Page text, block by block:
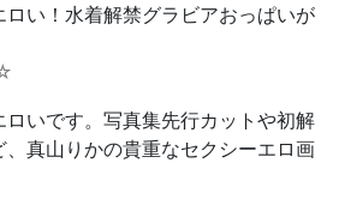
い！水着解禁グラビアおっぱいが
いです。写真集先行カットや初解
真山りかの貴重なセクシーエロ画